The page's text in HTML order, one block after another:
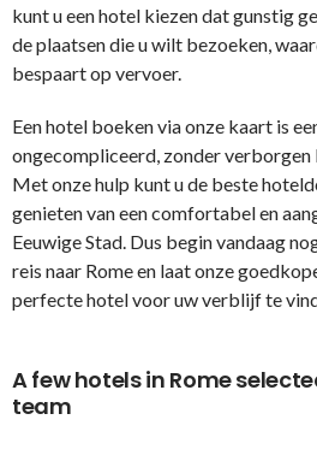
kunt u een hotel kiezen dat gunstig
de plaatsen die u wilt bezoeken,
bespaart op vervoer.
Een hotel boeken via onze kaart is
ongecompliceerd, zonder
Met onze hulp kunt u de beste
genieten van een comfortabel en
Eeuwige Stad. Dus begin vandaag
reis naar Rome en laat onze
perfecte hotel voor uw verblijf te
A few hotels in Rome
team